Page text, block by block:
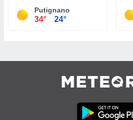
Putignano
34° 24°